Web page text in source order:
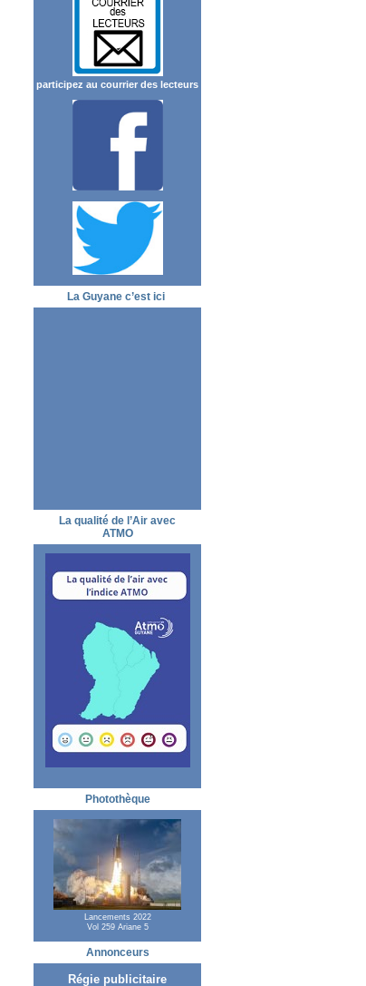
participez au courrier des lecteurs
La Guyane c’est ici
La qualité de l’Air avec
ATMO
Photothèque
Lancements 2022
Vol 259 Ariane 5
Annonceurs
Régie publicitaire